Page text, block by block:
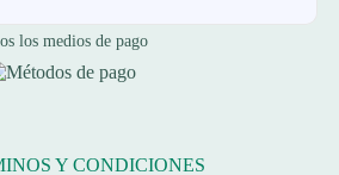
los medios de pago
Y CONDICIONES